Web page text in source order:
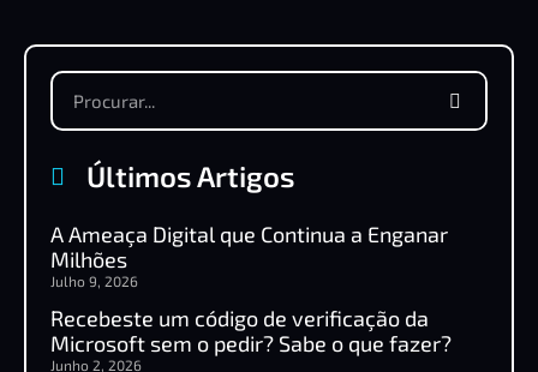
Últimos Artigos
A Ameaça Digital que Continua a Enganar
Milhões
Julho 9, 2026
Recebeste um código de verificação da
Microsoft sem o pedir? Sabe o que fazer?
Junho 2, 2026